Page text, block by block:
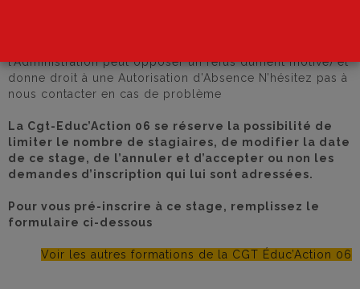
l’Administration peut opposer un refus dûment motivé) et
donne droit à une Autorisation d’Absence N’hésitez pas à
nous contacter en cas de problème
La Cgt-Educ’Action 06 se réserve la possibilité de
limiter le nombre de stagiaires, de modifier la date
de ce stage, de l’annuler et d’accepter ou non les
demandes d’inscription qui lui sont adressées.
Pour vous pré-inscrire à ce stage, remplissez le
formulaire ci-dessous
Voir les autres formations de la CGT Éduc’Action 06